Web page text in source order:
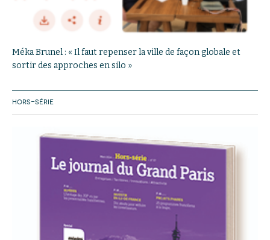
Méka Brunel : « Il faut repenser la ville de façon globale et
sortir des approches en silo »
HORS-SÉRIE